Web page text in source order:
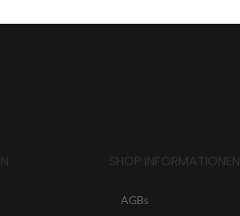
SHOP INFORMATIONEN
AGBs